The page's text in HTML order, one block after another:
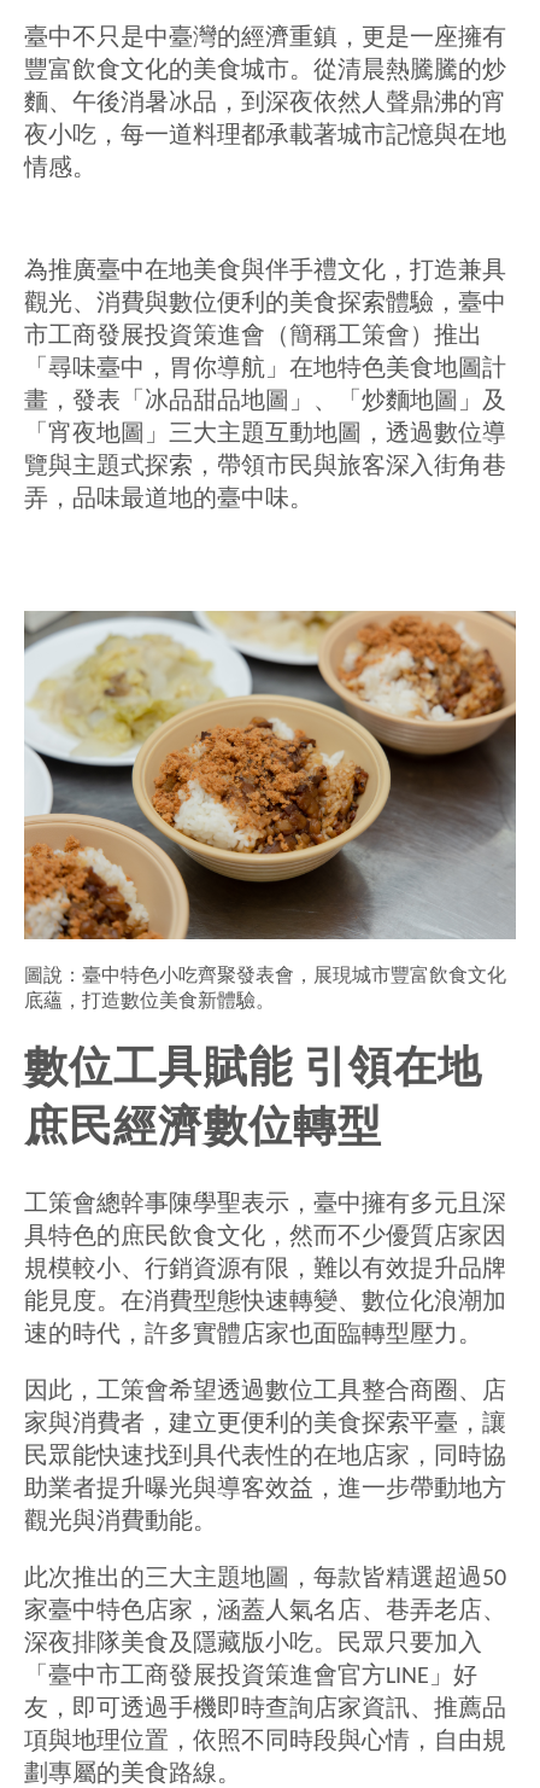
臺中不只是中臺灣的經濟重鎮，更是一座擁有
豐富飲食文化的美食城市。從清晨熱騰騰的炒
麵、午後消暑冰品，到深夜依然人聲鼎沸的宵
夜小吃，每一道料理都承載著城市記憶與在地
情感。
為推廣臺中在地美食與伴手禮文化，打造兼具
觀光、消費與數位便利的美食探索體驗，臺中
市工商發展投資策進會（簡稱工策會）推出
「尋味臺中，胃你導航」在地特色美食地圖計
畫，發表「冰品甜品地圖」、「炒麵地圖」及
「宵夜地圖」三大主題互動地圖，透過數位導
覽與主題式探索，帶領市民與旅客深入街角巷
弄，品味最道地的臺中味。
圖說：臺中特色小吃齊聚發表會，展現城市豐富飲食文化
底蘊，打造數位美食新體驗。
數位工具賦能 引領在地
庶民經濟數位轉型
工策會總幹事陳學聖表示，臺中擁有多元且深
具特色的庶民飲食文化，然而不少優質店家因
規模較小、行銷資源有限，難以有效提升品牌
能見度。在消費型態快速轉變、數位化浪潮加
速的時代，許多實體店家也面臨轉型壓力。
因此，工策會希望透過數位工具整合商圈、店
家與消費者，建立更便利的美食探索平臺，讓
民眾能快速找到具代表性的在地店家，同時協
助業者提升曝光與導客效益，進一步帶動地方
觀光與消費動能。
此次推出的三大主題地圖，每款皆精選超過50
家臺中特色店家，涵蓋人氣名店、巷弄老店、
深夜排隊美食及隱藏版小吃。民眾只要加入
「臺中市工商發展投資策進會官方LINE」好
友，即可透過手機即時查詢店家資訊、推薦品
項與地理位置，依照不同時段與心情，自由規
劃專屬的美食路線。